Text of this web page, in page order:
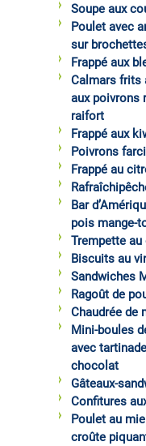
Soupe aux
Poulet avec
sur
Frappé aux
Calmars frits
aux poivrons
raifort
Frappé aux
Poivrons
Frappé au
Bar
pois mange-
Trempette au
Biscuits au
Sandwiches
Ragoût de
Chaudrée de
Mini-boules
avec
chocolat
Gâteaux-
Confitures
Poulet au
croûte